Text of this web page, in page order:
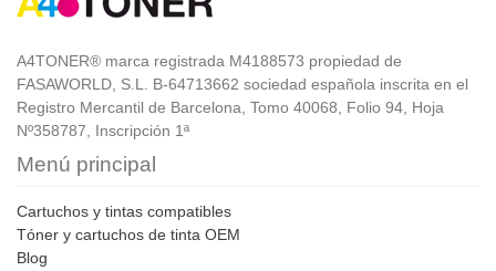
A4TONER® marca registrada M4188573 propiedad de
FASAWORLD, S.L. B-64713662 sociedad española inscrita en el
Registro Mercantil de Barcelona, Tomo 40068, Folio 94, Hoja
Nº358787, Inscripción 1ª
Menú principal
Cartuchos y tintas compatibles
Tóner y cartuchos de tinta OEM
Blog